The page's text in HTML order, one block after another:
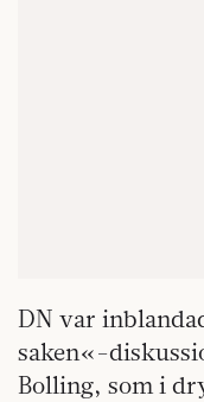
DN var
saken«-
Bol­ling, som i